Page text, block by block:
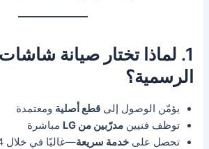
1. لماذا تختار
الرسمية؟
يؤمّن الوصول إلىقطع أصلية ومعتمدة
توظف فنيينمدرّبين من LG
مباشرة
تحصل علىخدمة سريعة—غالبًا في خلال 24 إلى 48 ساعة